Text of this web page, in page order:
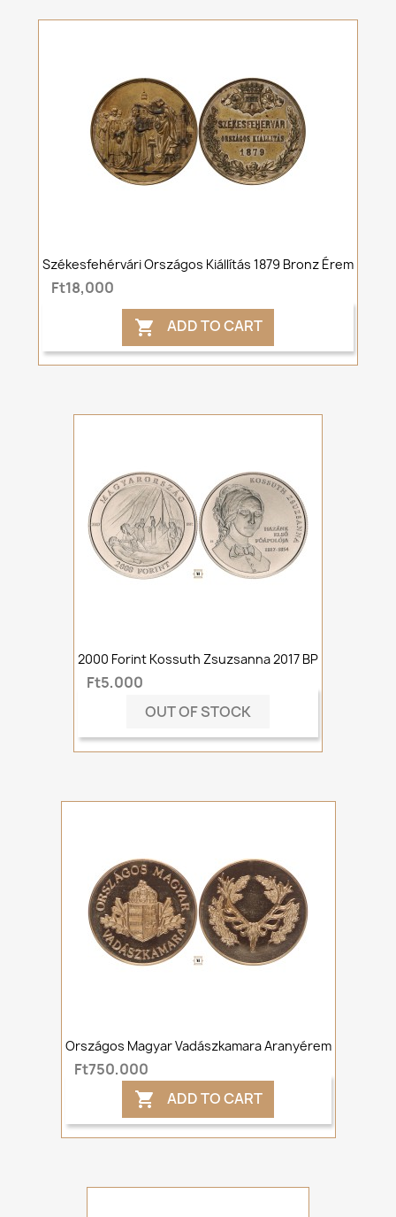
Székesfehérvári Országos Kiállítás 1879 Bronz Érem
Ft18,000
 ADD TO CART
2000 Forint Kossuth Zsuzsanna 2017 BP
Ft5,000
OUT OF STOCK
Országos Magyar Vadászkamara Aranyérem
Ft750,000
 ADD TO CART